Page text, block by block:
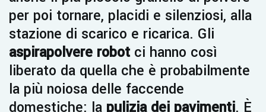
per poi tornare, placidi e silenziosi, alla
stazione di scarico e ricarica. Gli
aspirapolvere robotci hanno così
liberato da quella che è probabilmente
la più noiosa delle faccende
domestiche: la pulizia dei pavimenti. È